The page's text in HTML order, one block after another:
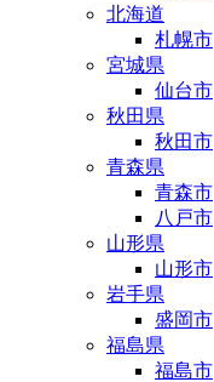
北海道
札幌市
宮城県
仙台市
秋田県
秋田市
青森県
青森市
八戸市
山形県
山形市
岩手県
盛岡市
福島県
福島市